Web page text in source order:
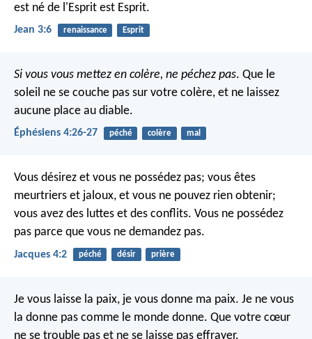
est né de l'Esprit est Esprit.
Jean 3:6 renaissance Esprit
Si vous vous mettez en colère, ne péchez pas. Que le
soleil ne se couche pas sur votre colère, et ne laissez
aucune place au diable.
Éphésiens 4:26-27 péché colère mal
Vous désirez et vous ne possédez pas; vous êtes
meurtriers et jaloux, et vous ne pouvez rien obtenir;
vous avez des luttes et des conflits. Vous ne possédez
pas parce que vous ne demandez pas.
Jacques 4:2 péché désir prière
Je vous laisse la paix, je vous donne ma paix. Je ne vous
la donne pas comme le monde donne. Que votre cœur
ne se trouble pas et ne se laisse pas effrayer.